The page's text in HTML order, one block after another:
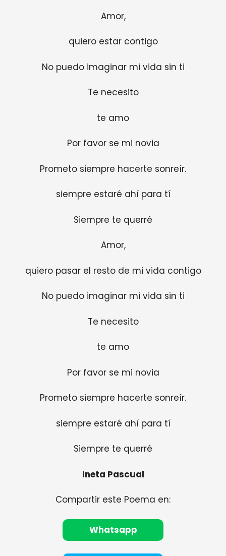
Amor,
quiero estar contigo
No puedo imaginar mi vida sin ti
Te necesito
te amo
Por favor se mi novia
Prometo siempre hacerte sonreír.
siempre estaré ahí para tí
Siempre te querré
Amor,
quiero pasar el resto de mi vida contigo
No puedo imaginar mi vida sin ti
Te necesito
te amo
Por favor se mi novia
Prometo siempre hacerte sonreír.
siempre estaré ahí para tí
Siempre te querré
Ineta Pascual
Compartir este Poema en:
Whatsapp